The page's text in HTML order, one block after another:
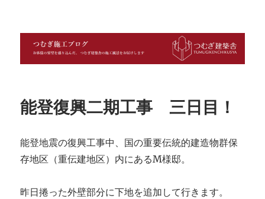
つむぎ施工ブログ
能登復興二期工事 三日目！
能登地震の復興工事中、国の重要伝統的建造物群保
存地区（重伝建地区）内にあるM様邸。
昨日捲った外壁部分に下地を追加して行きます。